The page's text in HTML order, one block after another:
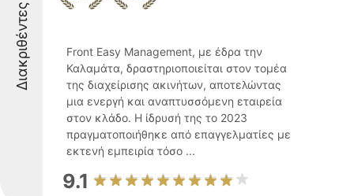
Διακριθέντες
Front Easy Management, με έδρα την
Καλαμάτα, δραστηριοποιείται στον τομέα
της διαχείρισης ακινήτων, αποτελώντας
μια ενεργή και αναπτυσσόμενη εταιρεία
στον κλάδο. Η ίδρυσή της το 2023
πραγματοποιήθηκε από επαγγελματίες με
εκτενή εμπειρία τόσο ...
9.1